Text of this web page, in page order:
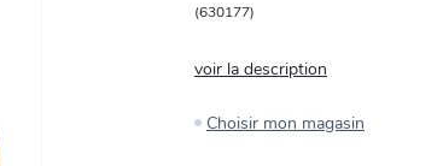
(630177)
voir la description
Choisir mon magasin